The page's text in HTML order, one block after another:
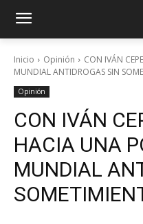
Inicio Opinión
CON IVÁN
MUNDIAL ANTIDROGAS SIN
Opinión
CON IVÁN
HACIA UNA
MUNDIAL